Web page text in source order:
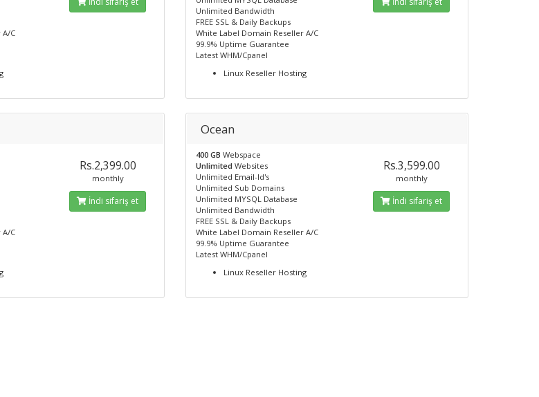
C
Unlimited Bandwidth
FREE SSL & Daily Backups
White Label Domain Reseller A/C
99.9% Uptime Guarantee
Latest WHM/Cpanel
Linux Reseller Hosting
C
Rs.2,399.00
monthly
İndi sifariş et
Ocean
400 GBWebspace
UnlimitedWebsites
Unlimited Email-Id's
Unlimited Sub Domains
Unlimited MYSQL Database
Unlimited Bandwidth
FREE SSL & Daily Backups
White Label Domain Reseller A/C
99.9% Uptime Guarantee
Latest WHM/Cpanel
Linux Reseller Hosting
Rs.3,599.00
monthly
İndi sifariş et